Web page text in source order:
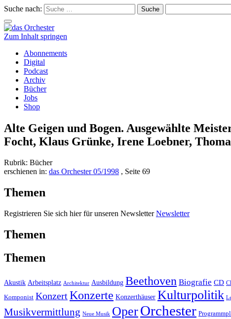
Suche nach:
Schalte
Navigation
Zum Inhalt springen
Abonnements
Digital
Podcast
Archiv
Bücher
Jobs
Shop
Alte Geigen und Bogen. Ausgewählte
Focht, Klaus Grünke, Irene Loebner,
Rubrik: Bücher
erschienen in: das Orchester 05/1998 , Seite 69
Themen
Registrieren Sie sich hier für unseren NewsletterNewsletter
Themen
Themen
Akustik Arbeitsplatz Architektur Ausbildung Beethoven Biografie CD
Komponist KonzertKonzerte Konzerthäuser Kulturpolitik
Musikvermittlung Neue Musik OperOrchester